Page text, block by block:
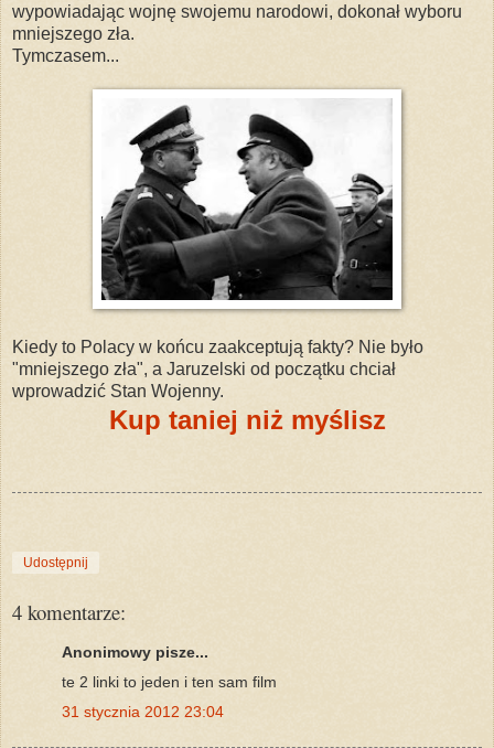
wypowiadając wojnę swojemu narodowi, dokonał wyboru
mniejszego zła.
Tymczasem...
Kiedy to Polacy w końcu zaakceptują fakty? Nie było
"mniejszego zła", a Jaruzelski od początku chciał
wprowadzić Stan Wojenny.
Kup taniej niż myślisz
Udostępnij
4 komentarze:
Anonimowy pisze...
te 2 linki to jeden i ten sam film
31 stycznia 2012 23:04